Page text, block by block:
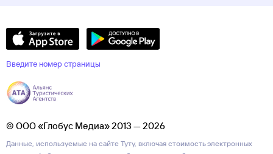
Введите номер страницы
© ООО «Глобус Медиа» 2013 — 2026
Данные, используемые на сайте Туту, включая стоимость электронных